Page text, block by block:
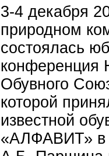
3-4 декабря
природном
состоялась
конференция
Обувного
которой
известной
«АЛФАВИТ» в